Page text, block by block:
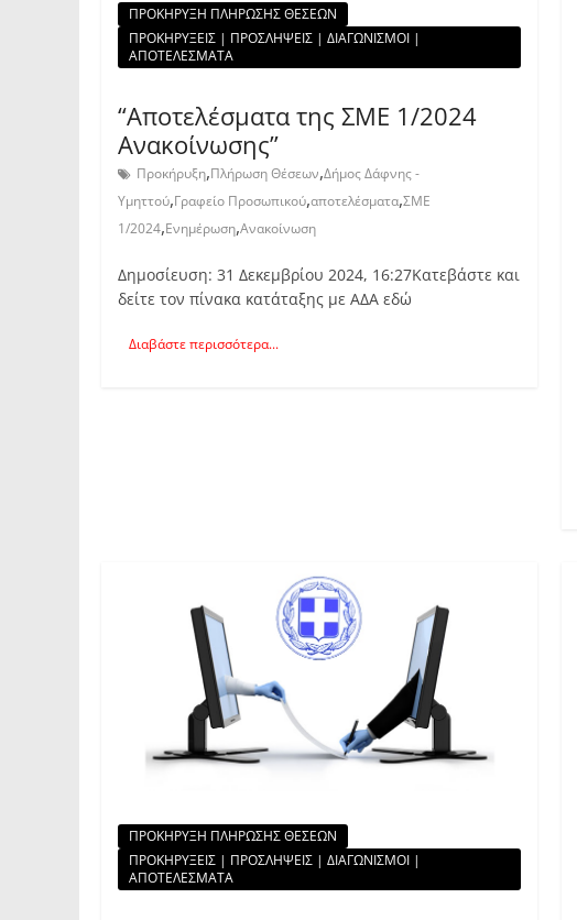
ΠΡΟΚΗΡΥΞΗ ΠΛΗΡΩΣΗΣ ΘΕΣΕΩΝ
ΠΡΟΚΗΡΥΞΕΙΣ | ΠΡΟΣΛΗΨΕΙΣ | ΔΙΑΓΩΝΙΣΜΟΙ |
ΑΠΟΤΕΛΕΣΜΑΤΑ
“Αποτελέσματα της ΣΜΕ 1/2024
Ανακοίνωσης”
Προκήρυξη,Πλήρωση Θέσεων,Δήμος Δάφνης -
Υμηττού,Γραφείο Προσωπικού,αποτελέσματα,ΣΜΕ
1/2024,Ενημέρωση,Ανακοίνωση
Δημοσίευση: 31 Δεκεμβρίου 2024, 16:27Κατεβάστε και
δείτε τον πίνακα κατάταξης με ΑΔΑ εδώ
Διαβάστε περισσότερα...
ΠΡΟΚΗΡΥΞΗ ΠΛΗΡΩΣΗΣ ΘΕΣΕΩΝ
ΠΡΟΚΗΡΥΞΕΙΣ | ΠΡΟΣΛΗΨΕΙΣ | ΔΙΑΓΩΝΙΣΜΟΙ |
ΑΠΟΤΕΛΕΣΜΑΤΑ